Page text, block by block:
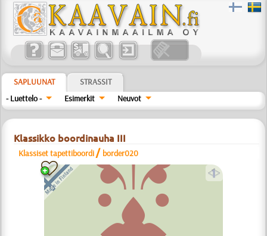
SAPLUUNAT
STRASSIT
- Luettelo -
Esimerkit Neuvot
Klassikko boordinauha III
Klassiset tapettiboordi / border020
a